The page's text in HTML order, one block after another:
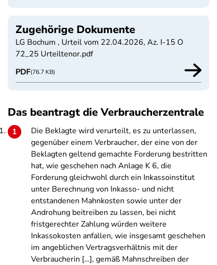
Zugehörige Dokumente
LG Bochum , Urteil vom 22.04.2026, Az. I-15 O
72_25 Urteiltenor.pdf
PDF(76.7 KB)
Das beantragt die Verbraucherzentrale
Die Beklagte wird verurteilt, es zu unterlassen,
gegenüber einem Verbraucher, der eine von der
Beklagten geltend gemachte Forderung bestritten
hat, wie geschehen nach Anlage K 6, die
Forderung gleichwohl durch ein Inkassoinstitut
unter Berechnung von Inkasso- und nicht
entstandenen Mahnkosten sowie unter der
Androhung beitreiben zu lassen, bei nicht
fristgerechter Zahlung würden weitere
Inkassokosten anfallen, wie insgesamt geschehen
im angeblichen Vertragsverhältnis mit der
Verbraucherin […], gemäß Mahnschreiben der